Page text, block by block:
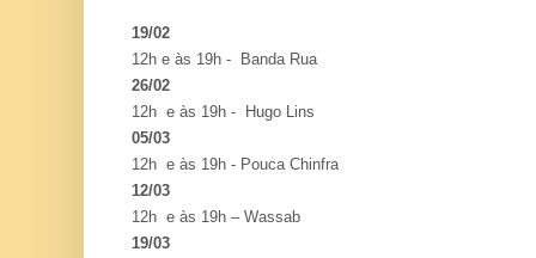
19/02
12h e às 19h - Banda Rua
26/02
12h e às 19h - Hugo Lins
05/03
12h e às 19h - Pouca Chinfra
12/03
12h e às 19h – Wassab
19/03